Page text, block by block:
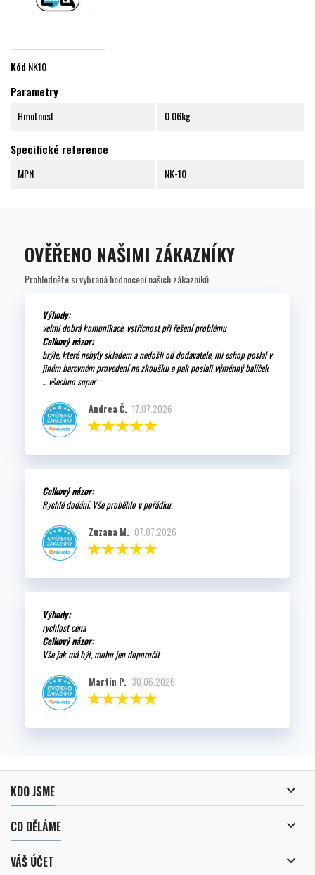
KódNK10
Parametry
Hmotnost 0.06kg
Specifické reference
MPN NK-10
OVĚŘENO NAŠIMI ZÁKAZNÍKY
Prohlédněte si vybraná hodnocení našich zákazníků.
Výhody:
velmi dobrá komunikace, vstřícnost při řešení problému
Celkový názor:
brýle, které nebyly skladem a nedošli od dodavatele, mi eshop poslal v
jiném barevném provedení na zkoušku a pak poslali výměnný balíček
... všechno super
Andrea Č. 17.07.2026
Celkový názor:
Rychlé dodání. Vše proběhlo v pořádku.
Zuzana M. 07.07.2026
Výhody:
rychlost cena
Celkový názor:
Vše jak má být, mohu jen doporučit
Martin P. 30.06.2026
KDO JSME 
CO DĚLÁME 
VÁŠ ÚČET 